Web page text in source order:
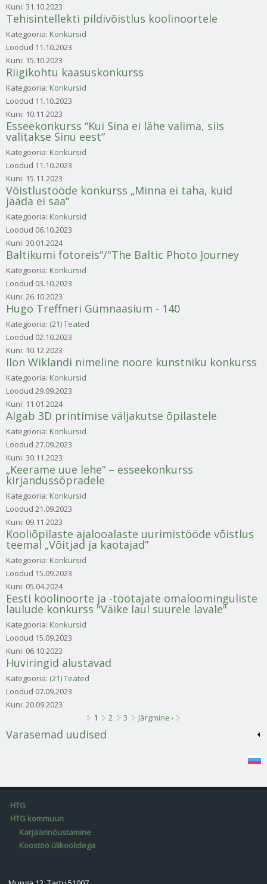
Kuni: 31.10.2023
Tehisintellekti pildivõistlus koolinoortele
Kategooria: Konkursid
Loodud 11.10.2023
Kuni: 15.10.2023
Riigikohtu kaasuskonkurss
Kategooria: Konkursid
Loodud 11.10.2023
Kuni: 10.11.2023
Esseekonkurss “Kui Sina ei lähe valima, siis
valitakse Sinu eest“
Kategooria: Konkursid
Loodud 11.10.2023
Kuni: 15.11.2023
Võistlustööde konkurss „Minna ei taha, kuid
jääda ei saa“
Kategooria: Konkursid
Loodud 06.10.2023
Kuni: 30.01.2024
Baltikumi fotoreis“/"The Baltic Photo Journey
Kategooria: Konkursid
Loodud 03.10.2023
Kuni: 26.10.2023
Hugo Treffneri Gümnaasium - 140
Kategooria: (21) Teated
Loodud 02.10.2023
Kuni: 10.12.2023
Ilon Wiklandi nimeline noore kunstniku konkurss
Kategooria: Konkursid
Loodud 29.09.2023
Kuni: 11.01.2024
Algab 3D printimise väljakutse õpilastele
Kategooria: Konkursid
Loodud 27.09.2023
Kuni: 30.11.2023
„Keerame uue lehe“ – esseekonkurss
kirjandussõpradele
Kategooria: Konkursid
Loodud 21.09.2023
Kuni: 09.11.2023
Kooliõpilaste ajalooalaste uurimistööde võistlus
teemal „Võitjad ja kaotajad”
Kategooria: Konkursid
Loodud 15.09.2023
Kuni: 05.04.2024
Eesti koolinoorte ja -töötajate omaloominguliste
laulude konkurss "Väike laul suurele lavale"
Kategooria: Konkursid
Loodud 15.09.2023
Kuni: 06.10.2023
Huviringid alustavad
Kategooria: (21) Teated
Loodud 07.09.2023
Kuni: 20.09.2023
1 2 3 Järgmine ›
Varasemad uudised
HTG
HTG kommuun
Karjäärinõustamine
Koostöö ülikoolidega